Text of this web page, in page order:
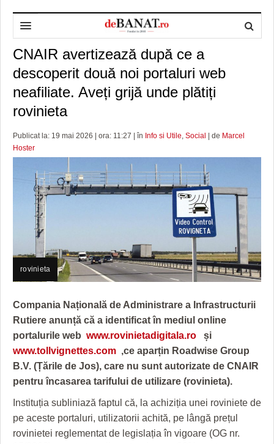
HOME
DESPRE NOI
REDACȚIA DEBANAT
ADMINISTRAȚIE
PRIMĂRIA TIMIŞOARA
FOTBAL JUDETEAN
ALTE SPORTURI
OPINII
DOSARELE DEBANAT
ETICA LUCIDITĂȚII ASISTATE
ZÂMBETE AMARE
GRĂDINA TAICII DOMNULUI
ZIARISTU’ DE TERASĂ
CU OIŞTEA-N KIERKEGAARD
FINANŢĂRI DE LA A LA Z
PE SURSE
TIMP LIBER ȘI CULTURĂ
TIMP LIBER
CULTURA
CRONICĂ DE FILM
UNDE MERGEM
FILME DOCUMENTARE
CLIPURI VIDEO
JOCURI ONLINE
ECONOMIC
SĂNĂTATE
MAI MULTE
ACCIDENTE
ANUNŢURI
INFO SI UTILE
CULTURA
INVATAMANT
JUSTITIE
CNAIR avertizează după ce a
descoperit două noi portaluri web
neafiliate. Aveți grijă unde plătiți
rovinieta
Publicat la: 19 mai 2026 | ora: 11:27 | în Info si Utile, Social | de Marcel
Hoster
rovinieta
Compania Națională de Administrare a Infrastructurii
Rutiere anunță că a identificat în mediul online
portalurile web www.rovinietadigitala.ro și
www.tollvignettes.com ,ce aparțin Roadwise Group
B.V. (Țările de Jos), care nu sunt autorizate de CNAIR
pentru încasarea tarifului de utilizare (rovinieta).
Instituția subliniază faptul că, la achiziția unei roviniete de
pe aceste portaluri, utilizatorii achită, pe lângă prețul
rovinietei reglementat de legislația în vigoare (OG nr.